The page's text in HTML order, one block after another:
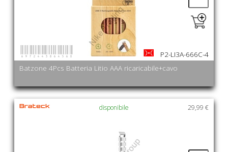
Batzone 4Pcs Batteria Litio AAA ricaricabile+cavo
P2-LI3A-666C-4
29,99 €
disponibile